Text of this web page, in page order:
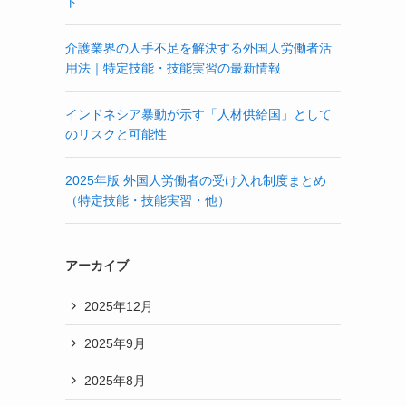
介護業界の人手不足を解決する外国人労働者活
用法｜特定技能・技能実習の最新情報
インドネシア暴動が示す「人材供給国」として
のリスクと可能性
2025年版 外国人労働者の受け入れ制度まとめ
（特定技能・技能実習・他）
アーカイブ
2025年12月
2025年9月
2025年8月